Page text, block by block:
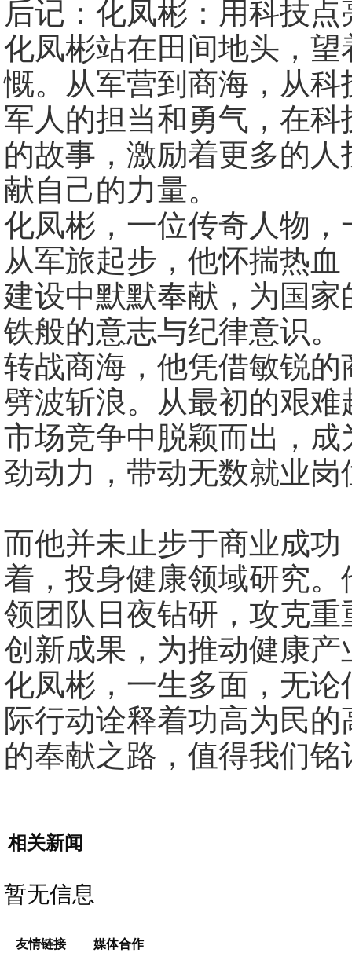
后记：化凤彬：用科技点
化凤彬站在田间地头，
慨。从军营到商海，从
军人的担当和勇气，在
的故事，激励着更多的
献自己的力量。
化凤彬，一位传奇人物
从军旅起步，他怀揣热
建设中默默奉献，为国
铁般的意志与纪律意识。
转战商海，他凭借敏锐
劈波斩浪。从最初的艰
市场竞争中脱颖而出，
劲动力，带动无数就业
而他并未止步于商业成
着，投身健康领域研究
领团队日夜钻研，攻克
创新成果，为推动健康
化凤彬，一生多面，无
际行动诠释着功高为民
的奉献之路，值得我们铭
相关新闻
暂无信息
友情链接 媒体合作